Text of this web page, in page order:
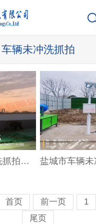
车辆未冲洗抓拍
江宁区车辆未冲洗抓拍系统
首页 前一页 1
尾页